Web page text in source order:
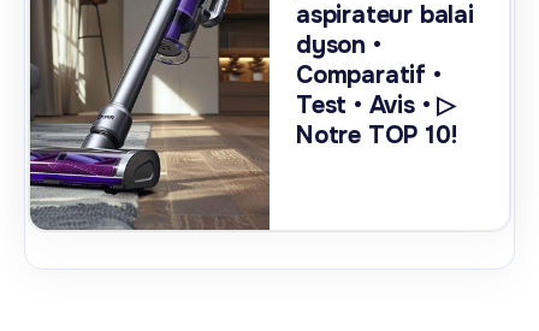
aspirateur balai
dyson •
Comparatif •
Test • Avis • ▷
Notre TOP 10!